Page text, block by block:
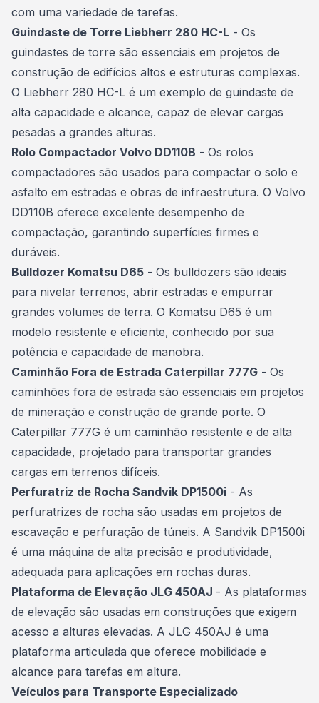
com uma variedade de tarefas.
Guindaste de Torre Liebherr 280 HC-L - Os
guindastes de torre são essenciais em projetos de
construção de edifícios altos e estruturas complexas.
O Liebherr 280 HC-L é um exemplo de guindaste de
alta capacidade e alcance, capaz de elevar cargas
pesadas a grandes alturas.
Rolo Compactador Volvo DD110B - Os rolos
compactadores são usados para compactar o solo e
asfalto em estradas e obras de infraestrutura. O Volvo
DD110B oferece excelente desempenho de
compactação, garantindo superfícies firmes e
duráveis.
Bulldozer Komatsu D65 - Os bulldozers são ideais
para nivelar terrenos, abrir estradas e empurrar
grandes volumes de terra. O Komatsu D65 é um
modelo resistente e eficiente, conhecido por sua
potência e capacidade de manobra.
Caminhão Fora de Estrada Caterpillar 777G - Os
caminhões fora de estrada são essenciais em projetos
de mineração e construção de grande porte. O
Caterpillar 777G é um caminhão resistente e de alta
capacidade, projetado para transportar grandes
cargas em terrenos difíceis.
Perfuratriz de Rocha Sandvik DP1500i - As
perfuratrizes de rocha são usadas em projetos de
escavação e perfuração de túneis. A Sandvik DP1500i
é uma máquina de alta precisão e produtividade,
adequada para aplicações em rochas duras.
Plataforma de Elevação JLG 450AJ - As plataformas
de elevação são usadas em construções que exigem
acesso a alturas elevadas. A JLG 450AJ é uma
plataforma articulada que oferece mobilidade e
alcance para tarefas em altura.
Veículos para Transporte Especializado